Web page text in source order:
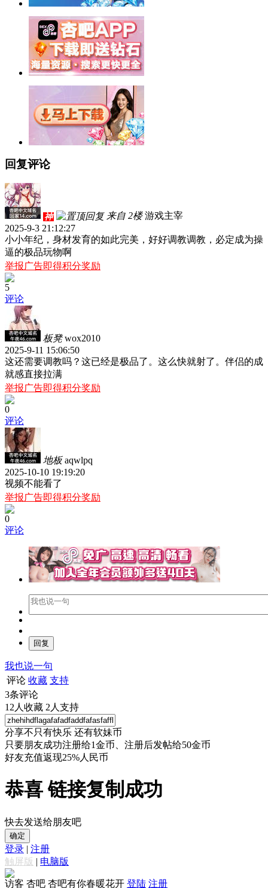
回复评论
神 来自 2楼 游戏主宰
2025-9-3 21:12:27
小小年纪，身材发育的如此完美，好好调教调教，必定成为操
逼的极品玩物啊
举报广告即得积分奖励
5
评论
板凳 wox2010
2025-9-11 15:06:50
这还需要调教吗？这已经是极品了。这么快就射了。伴侣的成
就感直接拉满
举报广告即得积分奖励
0
评论
地板 aqwlpq
2025-10-10 19:19:20
视频不能看了
举报广告即得积分奖励
0
评论
我也说一句
评论 收藏 支持
3条评论
12 人收藏 2 人支持
分享不只有快乐 还有软妹币
只要朋友成功注册给1金币、注册后发帖给50金币
好友充值返现25%人民币
恭喜 链接复制成功
快去发送给朋友吧
确定
登录 | 注册
触屏版 | 电脑版
访客 杏吧 杏吧有你春暖花开 登陆 注册